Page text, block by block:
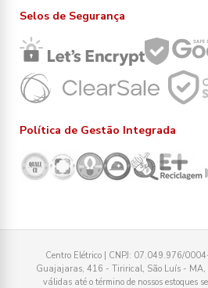
Selos de Segurança
Política de Gestão Integrada
Centro Elétrico | CNPJ: 07.049.976/
Guajajaras, 416 - Tirirical, São Luís -
válidas até o término de nossos estoques